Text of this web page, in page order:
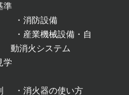
準
・ 消防設備
・ 産業機械設備・自
動消火システム
学
・ 消火器の使い方